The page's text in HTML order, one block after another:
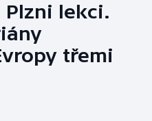
lekci.
třemi